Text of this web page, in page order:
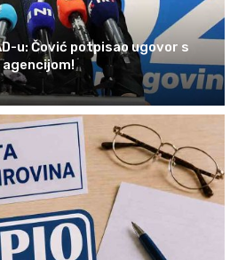
u: Čović potpisao ugovor s